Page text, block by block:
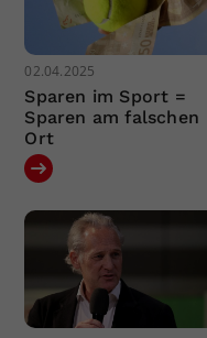
02.04.2025
Sparen im Sport =
Sparen am falschen
Ort